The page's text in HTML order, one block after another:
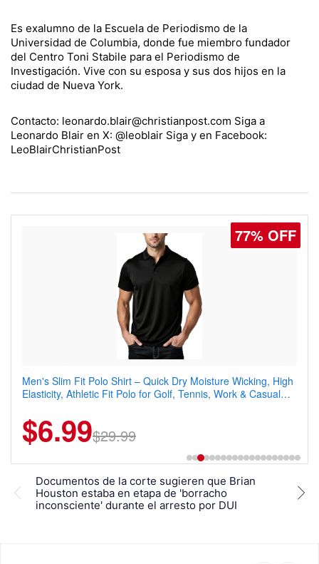
Es exalumno de la Escuela de Periodismo de la
Universidad de Columbia, donde fue miembro fundador
del Centro Toni Stabile para el Periodismo de
Investigación. Vive con su esposa y sus dos hijos en la
ciudad de Nueva York.
Contacto: leonardo.blair@christianpost.com Siga a
Leonardo Blair en X: @leoblair Siga y en Facebook:
LeoBlairChristianPost
77% OFF
Men's Slim Fit Polo Shirt – Quick Dry Moisture Wicking, High
Elasticity, Athletic Fit Polo for Golf, Tennis, Work & Casual
$6.99$29.99
Documentos de la corte sugieren que Brian
Houston estaba en etapa de 'borracho
inconsciente' durante el arresto por DUI
La